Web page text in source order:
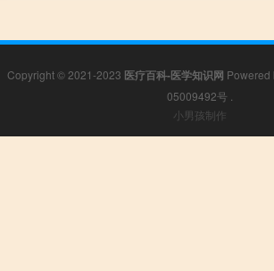
Copyright © 2021-2023 医疗百科-医学知识网 Powered
05009492号
小男孩制作